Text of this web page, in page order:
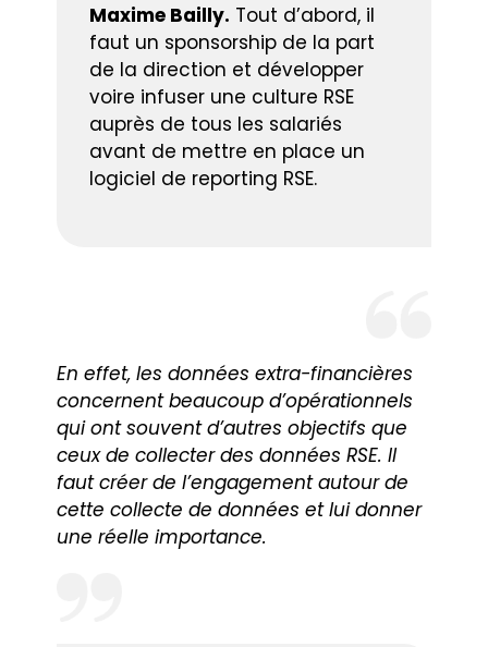
Maxime Bailly. Tout d’abord, il
faut un sponsorship de la part
de la direction et développer
voire infuser une culture RSE
auprès de tous les salariés
avant de mettre en place un
logiciel de reporting RSE.
En effet, les données extra-financières
concernent beaucoup d’opérationnels
qui ont souvent d’autres objectifs que
ceux de collecter des données RSE. Il
faut créer de l’engagement autour de
cette collecte de données et lui donner
une réelle importance.